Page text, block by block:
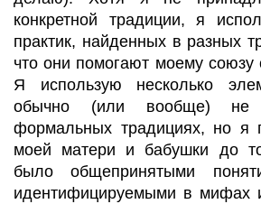
конкретной традиции, я
практик, найденных в разных
что они помогают моему
Я использую несколько
обычно (или вообще) не
формальных традициях, но я
моей матери и бабушки до
было общепринятыми
идентифицируемыми в мифах